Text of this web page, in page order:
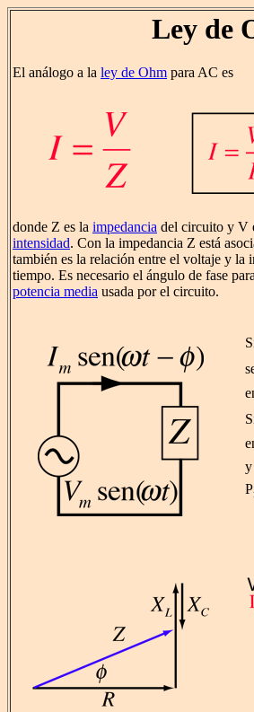
Ley de
El análogo a la ley de Ohm para AC es
donde Z es la impedancia del circuito y V
intensidad. Con la impedancia Z está
también es la relación entre el voltaje y la
tiempo. Es necesario el ángulo de fase
potencia media usada por el circuito.
y
P